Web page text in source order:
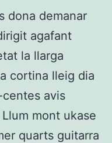
dona demanar
agafant
la llarga
cortina lleig dia
avis
mont ukase
quarts guitarra